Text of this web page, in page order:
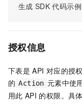
生成 SDK 代码示例
授权信息
下表是 API 对应的授
的 Action 元素中使
用此 API 的权限。具